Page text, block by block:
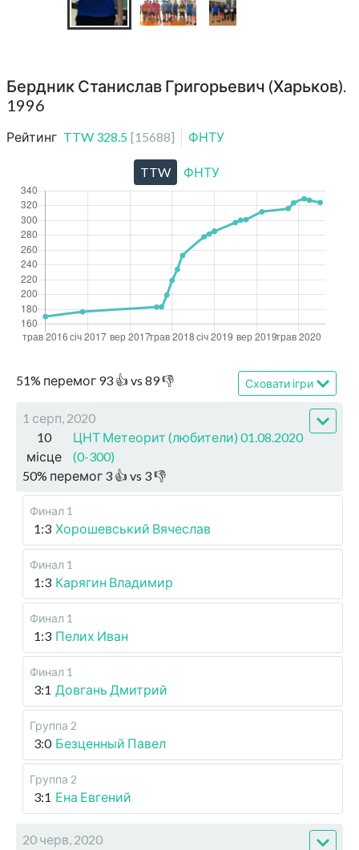
Бердник Станислав Григорьевич (Харьков).
1996
Рейтинг TTW 328.5 [15688] ФНТУ
51% перемог 93 👍 vs 89👎 Сховати ігри
1 серп, 2020
10
місце
ЦНТ Метеорит (любители) 01.08.2020
(0-300)
50% перемог 3 👍 vs 3👎
Финал 1
1:3 Хорошевський Вячеслав
Финал 1
1:3 Карягин Владимир
Финал 1
1:3 Пелих Иван
Финал 1
3:1 Довгань Дмитрий
Группа 2
3:0 Безценный Павел
Группа 2
3:1 Ена Евгений
20 черв, 2020
TTW ФНТУ